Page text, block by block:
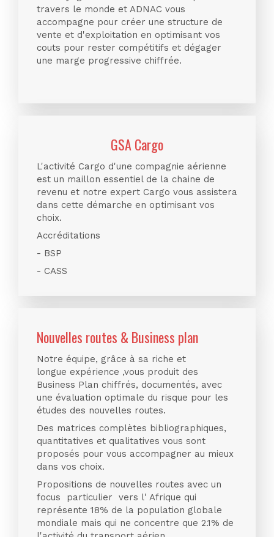
travers le monde et ADNAC vous
accompagne pour créer une structure de
vente et d'exploitation en optimisant vos
couts pour rester compétitifs et dégager
une marge progressive chiffrée.
GSA Cargo
L'activité Cargo d'une compagnie aérienne
est un maillon essentiel de la chaine de
revenu et notre expert Cargo vous assistera
dans cette démarche en optimisant vos
choix.
Accréditations
- BSP
- CASS
Nouvelles routes & Business plan
Notre équipe, grâce à sa riche et
longue expérience ,vous produit des
Business Plan chiffrés, documentés, avec
une évaluation optimale du risque pour les
études des nouvelles routes.
Des matrices complètes bibliographiques,
quantitatives et qualitatives vous sont
proposés pour vous accompagner au mieux
dans vos choix.
Propositions de nouvelles routes avec un
focus particulier vers l' Afrique qui
représente 18% de la population globale
mondiale mais qui ne concentre que 2.1% de